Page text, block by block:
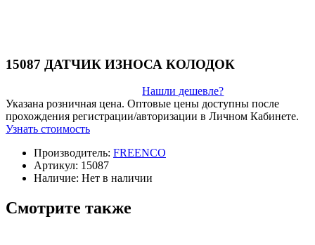
15087 ДАТЧИК ИЗНОСА КОЛОДОК
Нашли дешевле?
Указана розничная цена. Оптовые цены доступны после
прохождения регистрации/авторизации в Личном Кабинете.
Узнать стоимость
Производитель: FREENCO
Артикул: 15087
Наличие: Нет в наличии
Смотрите также